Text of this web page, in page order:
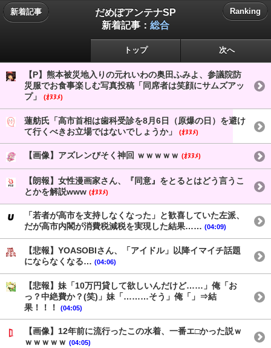
新着記事
だめぽアンテナSP
新着記事： 総合
Ranking
トップ 次へ
【P】熊本被災地入りの元れいわの奥田ふみよ、参議院防
災服でお食事楽しむ写真投稿「同席者は笑顔にサムズアッ
プ」
(ｵﾇﾇﾒ)
蓮舫氏「高市首相は歯科受診を8月6日（原爆の日）を避け
て行くべきお立場ではないでしょうか」
(ｵﾇﾇﾒ)
【画像】アズレンびそく神回 ｗｗｗｗｗ (ｵﾇﾇﾒ)
【朗報】女性漫画家さん、『同意』をとるとはどう言うこ
とかを解説www (ｵﾇﾇﾒ)
「若者が高市を支持しなくなった」と歓喜していた左派、
だが高市内閣が消費税減税を実現した結果…… (04:09)
【悲報】YOASOBIさん、「アイドル」以降イマイチ話題
にならなくなる… (04:06)
【悲報】妹「10万円貸して欲しいんだけど……」俺「お
っ？中絶費か？(笑)」妹「………そう」俺「」⇒結
果！！！
(04:05)
【画像】12年前に流行ったこの水着、一番エ□かった説ｗ
ｗｗｗｗｗ (04:05)